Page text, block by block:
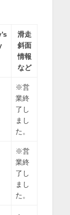
滑走
斜面
情報
など
※営
業終
了し
まし
た。
※営
業終
了し
まし
た。